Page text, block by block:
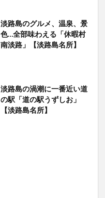
淡路島のグルメ、温泉、景
色…全部味わえる「休暇村
南淡路」【淡路島名所】
淡路島の渦潮に一番近い道
の駅「道の駅うずしお」
【淡路島名所】